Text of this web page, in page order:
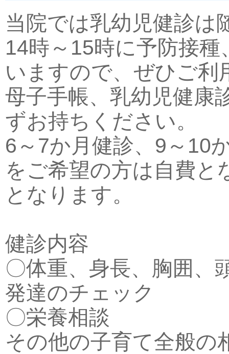
当院では乳幼児健診は
14時～15時に予防接
いますので、ぜひご利
母子手帳、乳幼児健康
ずお持ちください。
6～7か月健診、9～10
をご希望の方は自費と
となります。
健診内容
〇体重、身長、胸
発達のチェック
〇栄
その他の子育て全般の